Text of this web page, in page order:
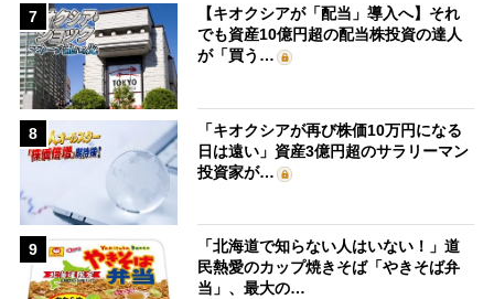
7
【キオクシアが「配当」導入へ】それ
でも資産10億円超の配当株投資の達人
が「買う…
8
「キオクシアが再び株価10万円になる
日は遠い」資産3億円超のサラリーマン
投資家が…
9
「北海道で知らない人はいない！」道
民熱愛のカップ焼きそば「やきそば弁
当」、最大の…